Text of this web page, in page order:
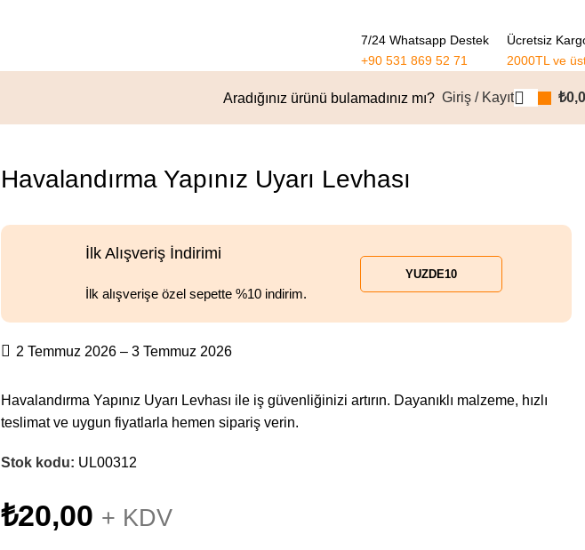
7/24 Whatsapp Destek
+90 531 869 52 71
Ücretsiz
2000TL ve
Aradığınız ürünü bulamadınız mı? Giriş / Kayıt ₺
Havalandırma Yapınız Uyarı Levhası
İlk Alışveriş İndirimi
İlk alışverişe özel sepette %10 indirim.
YUZDE10
2 Temmuz 2026 – 3 Temmuz 2026
Havalandırma Yapınız Uyarı Levhası ile iş güvenliğinizi artırın. Dayanıklı malzeme, hızlı
teslimat ve uygun fiyatlarla hemen sipariş verin.
Stok kodu: UL00312
₺20,00 + KDV